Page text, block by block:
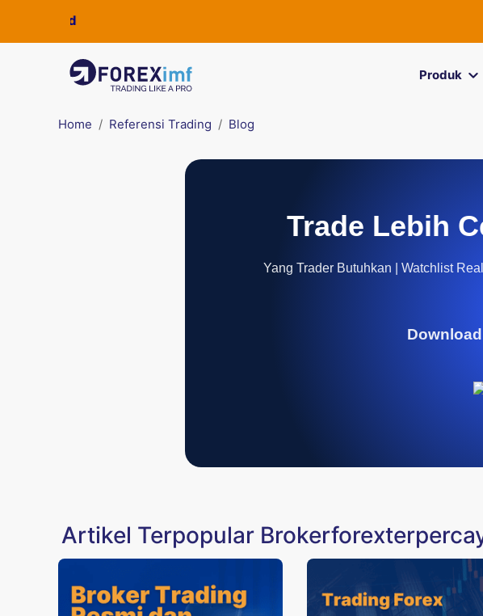
Produk
Home Referensi Trading Blog
Trade Lebih
Yang Trader Butuhkan | Watchlist
Artikel Terpopular